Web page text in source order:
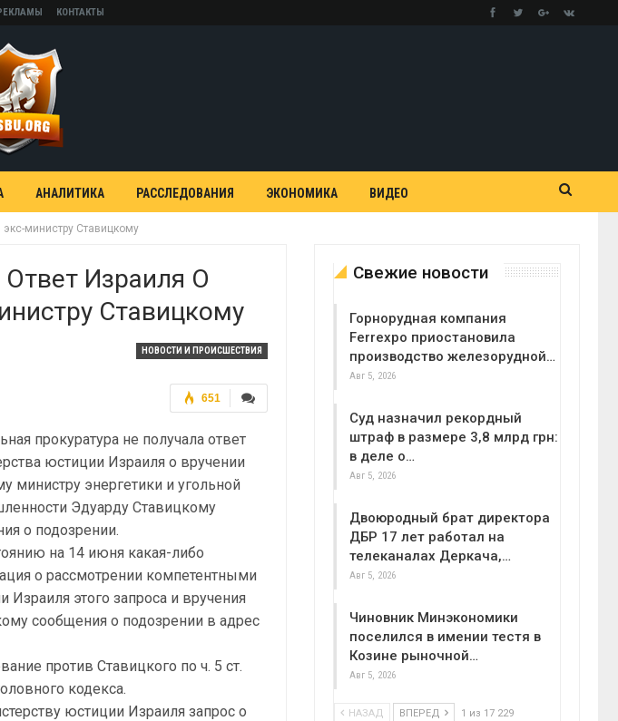
КОНТАКТЫ
АНАЛИТИКА РАССЛЕДОВАНИЯ ЭКОНОМИКА ВИДЕО
экс-министру Ставицкому
Ответ Израиля О
Ставицкому
НОВОСТИ И ПРОИСШЕСТВИЯ
651
прокуратура не получала ответ
юстиции Израиля о вручении
министру энергетики и угольной
Эдуарду Ставицкому
о подозрении.
на 14 июня какая-либо
о рассмотрении компетентными
Израиля этого запроса и вручения
сообщения о подозрении в адрес
против Ставицкого по ч. 5 ст.
кодекса.
юстиции Израиля запрос о
Свежие новости
Горнорудная компания
Ferrexpo приостановила
производство железорудной…
Авг 5, 2026
Суд назначил рекордный
штраф в размере 3,8 млрд грн:
в деле о…
Авг 5, 2026
Двоюродный брат директора
ДБР 17 лет работал на
телеканалах Деркача,…
Авг 5, 2026
Чиновник Минэкономики
поселился в имении тестя в
Козине рыночной…
Авг 5, 2026
НАЗАД ВПЕРЕД 1 из 17 229